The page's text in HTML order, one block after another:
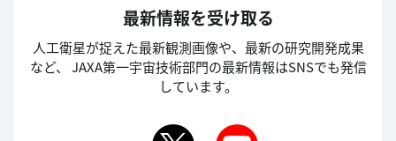
最新情報を受け取る
人工衛星が捉えた最新観測画像や、最新の研究開発成果
など、
JAXA第一宇宙技術部門の最新情報はSNSでも発信
しています。